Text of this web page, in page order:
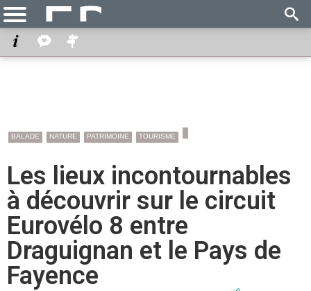
BALADE NATURE PATRIMOINE TOURISME
Les lieux incontournables
à découvrir sur le circuit
Eurovélo 8 entre
Draguignan et le Pays de
Fayence